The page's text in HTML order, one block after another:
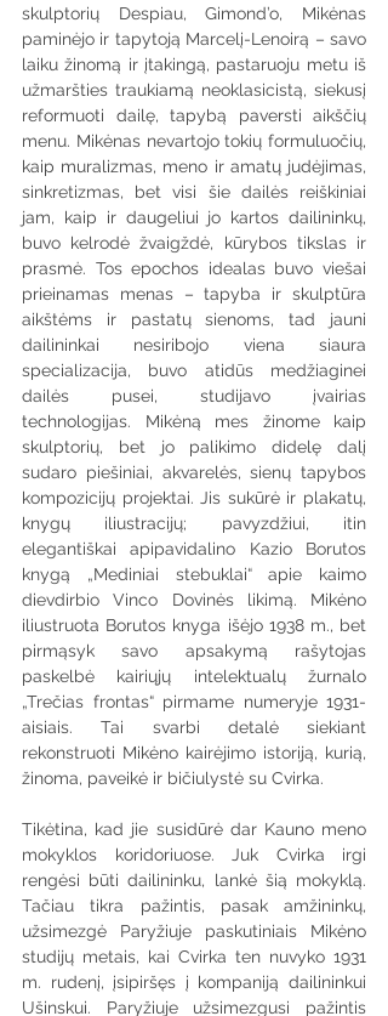
skulptorių Despiau, Gimond’o, Mikėnas
paminėjo ir tapytoją Marcelį-Lenoirą – savo
laiku žinomą ir įtakingą, pastaruoju metu iš
užmaršties traukiamą neoklasicistą, siekusį
reformuoti dailę, tapybą paversti aikščių
menu. Mikėnas nevartojo tokių formuluočių,
kaip muralizmas, meno ir amatų judėjimas,
sinkretizmas, bet visi šie dailės reiškiniai
jam, kaip ir daugeliui jo kartos dailininkų,
buvo kelrodė žvaigždė, kūrybos tikslas ir
prasmė. Tos epochos idealas buvo viešai
prieinamas menas – tapyba ir skulptūra
aikštėms ir pastatų sienoms, tad jauni
dailininkai nesiribojo viena siaura
specializacija, buvo atidūs medžiaginei
dailės pusei, studijavo įvairias
technologijas. Mikėną mes žinome kaip
skulptorių, bet jo palikimo didelę dalį
sudaro piešiniai, akvarelės, sienų tapybos
kompozicijų projektai. Jis sukūrė ir plakatų,
knygų iliustracijų; pavyzdžiui, itin
elegantiškai apipavidalino Kazio Borutos
knygą „Mediniai stebuklai“ apie kaimo
dievdirbio Vinco Dovinės likimą. Mikėno
iliustruota Borutos knyga išėjo 1938 m., bet
pirmąsyk savo apsakymą rašytojas
paskelbė kairiųjų intelektualų žurnalo
„Trečias frontas“ pirmame numeryje 1931-
aisiais. Tai svarbi detalė siekiant
rekonstruoti Mikėno kairėjimo istoriją, kurią,
žinoma, paveikė ir bičiulystė su Cvirka.
Tikėtina, kad jie susidūrė dar Kauno meno
mokyklos koridoriuose. Juk Cvirka irgi
rengėsi būti dailininku, lankė šią mokyklą.
Tačiau tikra pažintis, pasak amžininkų,
užsimezgė Paryžiuje paskutiniais Mikėno
studijų metais, kai Cvirka ten nuvyko 1931
m. rudenį, įsipiršęs į kompaniją dailininkui
Ušinskui. Paryžiuje užsimezgusi pažintis